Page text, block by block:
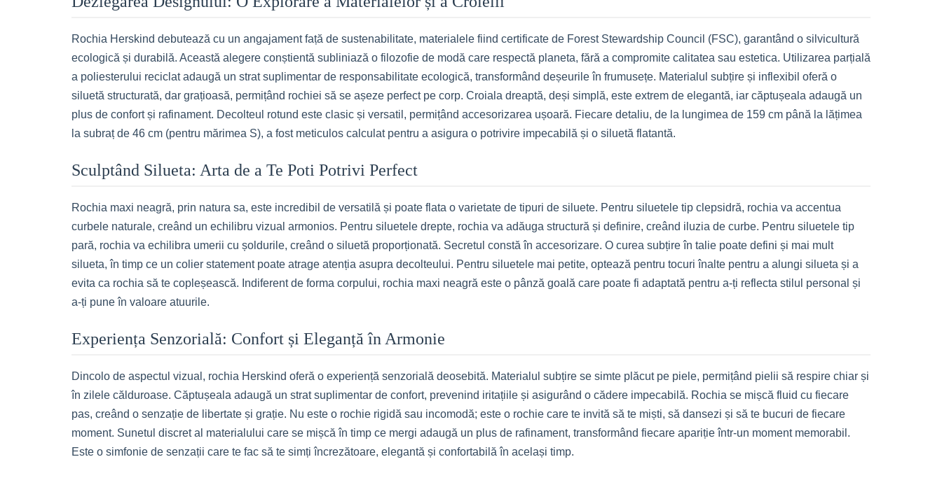
Rochia Herskind debutează cu un angajament față de sustenabilitate, materialele fiind certificate de Forest Stewardship Council (FSC), garantând o silvicultură
ecologică și durabilă. Această alegere conștientă subliniază o filozofie de modă care respectă planeta, fără a compromite calitatea sau estetica. Utilizarea parțială
a poliesterului reciclat adaugă un strat suplimentar de responsabilitate ecologică, transformând deșeurile în frumusețe. Materialul subțire și inflexibil oferă o
siluetă structurată, dar grațioasă, permițând rochiei să se așeze perfect pe corp. Croiala dreaptă, deși simplă, este extrem de elegantă, iar căptușeala adaugă un
plus de confort și rafinament. Decolteul rotund este clasic și versatil, permițând accesorizarea ușoară. Fiecare detaliu, de la lungimea de 159 cm până la lățimea
la subraț de 46 cm (pentru mărimea S), a fost meticulos calculat pentru a asigura o potrivire impecabilă și o siluetă flatantă.
Sculptând Silueta: Arta de a Te Poti Potrivi Perfect
Rochia maxi neagră, prin natura sa, este incredibil de versatilă și poate flata o varietate de tipuri de siluete. Pentru siluetele tip clepsidră, rochia va accentua
curbele naturale, creând un echilibru vizual armonios. Pentru siluetele drepte, rochia va adăuga structură și definire, creând iluzia de curbe. Pentru siluetele tip
pară, rochia va echilibra umerii cu șoldurile, creând o siluetă proporționată. Secretul constă în accesorizare. O curea subțire în talie poate defini și mai mult
silueta, în timp ce un colier statement poate atrage atenția asupra decolteului. Pentru siluetele mai petite, optează pentru tocuri înalte pentru a alungi silueta și a
evita ca rochia să te copleșească. Indiferent de forma corpului, rochia maxi neagră este o pânză goală care poate fi adaptată pentru a-ți reflecta stilul personal și
a-ți pune în valoare atuurile.
Experiența Senzorială: Confort și Eleganță în Armonie
Dincolo de aspectul vizual, rochia Herskind oferă o experiență senzorială deosebită. Materialul subțire se simte plăcut pe piele, permițând pielii să respire chiar și
în zilele călduroase. Căptușeala adaugă un strat suplimentar de confort, prevenind iritațiile și asigurând o cădere impecabilă. Rochia se mișcă fluid cu fiecare
pas, creând o senzație de libertate și grație. Nu este o rochie rigidă sau incomodă; este o rochie care te invită să te miști, să dansezi și să te bucuri de fiecare
moment. Sunetul discret al materialului care se mișcă în timp ce mergi adaugă un plus de rafinament, transformând fiecare apariție într-un moment memorabil.
Este o simfonie de senzații care te fac să te simți încrezătoare, elegantă și confortabilă în același timp.